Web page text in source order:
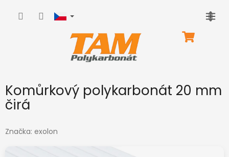
NÁKUPNÍ
Komůrkový polykarbonát 20 mm
čirá
Značka: exolon